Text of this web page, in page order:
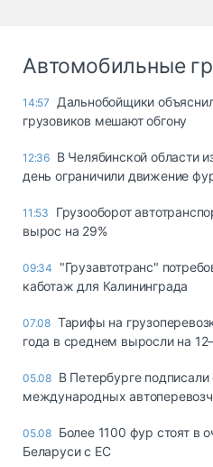
Автомобильные
14:57
Дальнобойщики
грузовиков мешают обгону
12:36 В Челябинской области
день ограничили движение
11:53
Грузооборот
вырос на 29%
09:34
"Грузавтотранс"
каботаж для Калининграда
07.08 Тарифы на
года в среднем выросли на
05.08 В Петербурге
международных
05.08 Более 1100 фур стоят в
Беларуси с ЕС